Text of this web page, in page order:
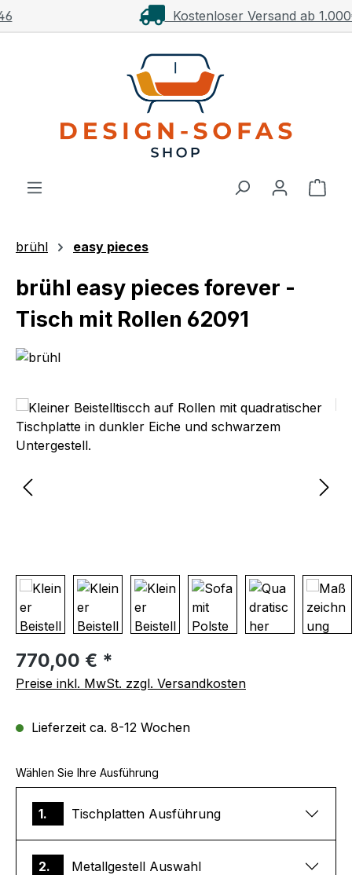
Zum Hauptinhalt springenKostenloser Versand ab 1.000€**
brühl easy pieces
brühl easy pieces forever -
Tisch mit Rollen 62091
Bildergalerie überspringen
Regulärer Preis:
770,00 € *
Preise inkl. MwSt. zzgl. Versandkosten
Lieferzeit ca. 8-12 Wochen
Wählen Sie Ihre Ausführung
1. Tischplatten Ausführung
2. Metallgestell Auswahl